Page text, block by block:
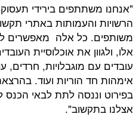
"אנחנו משתתפים בירידי
הרשויות והעמותות באתרי
משותפים. כל אלה מאפשרים
אלו, ולגוון את אוכלוסיית
עובדים עם מוגבלויות, חרדים,
אימהות חד הוריות ועוד.
בפירוט וננסה לתת לבאי הכנס
אצלנו בתקשוב".